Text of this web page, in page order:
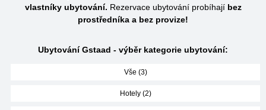
vlastníky ubytování. Rezervace ubytování probíhají bez
prostředníka a bez provize!
Ubytování Gstaad - výběr kategorie ubytování:
Vše (3)
Hotely (2)